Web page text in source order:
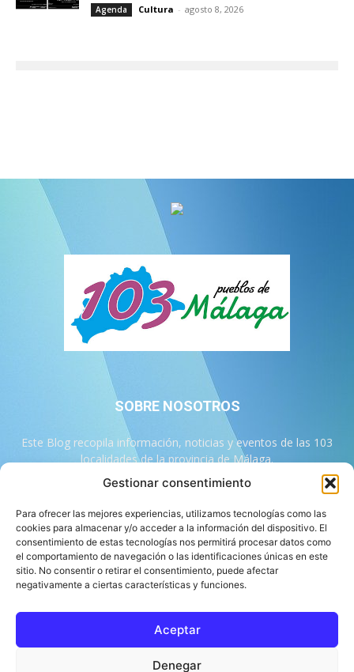
Gestionar consentimiento
Para ofrecer las mejores experiencias, utilizamos tecnologías como las
cookies para almacenar y/o acceder a la información del dispositivo. El
consentimiento de estas tecnologías nos permitirá procesar datos como
el comportamiento de navegación o las identificaciones únicas en este
sitio. No consentir o retirar el consentimiento, puede afectar
negativamente a ciertas características y funciones.
Aceptar
Denegar
Agenda Cultura - agosto 8, 2026
SOBRE NOSOTROS
Este Blog recopila información, noticias y eventos de las 103
localidades de la provincia de Málaga.
Contáctanos: info@103malaga.com
SÍGUENOS
Equipo de 103 Málaga